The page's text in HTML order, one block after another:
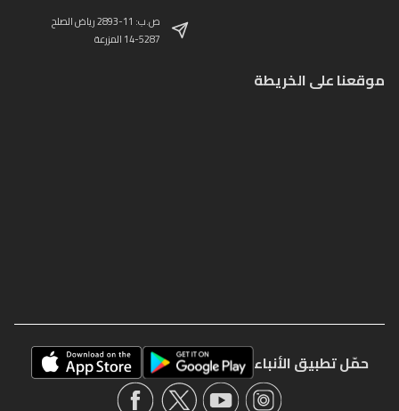
ص.ب: 11-2893 رياض الصلح
14-5287 المزرعة
موقعنا على الخريطة
حمّل تطبيق الأنباء